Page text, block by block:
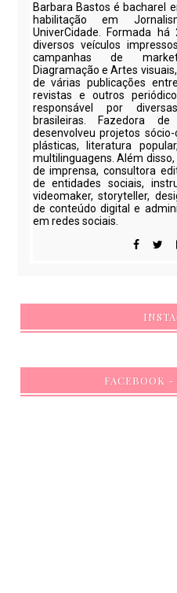
Barbara Bastos é bacharel
habilitação em
UniverCidade. Formada
diversos veículos
campanhas de
Diagramação e Artes
de várias publicações
revistas e outros
responsável por
brasileiras. Fazedora
desenvolveu projetos
plásticas, literatura
multilinguagens. Além
de imprensa, consultora
de entidades sociais,
videomaker, storyteller,
de conteúdo digital e
em redes sociais.
FACEBOOK -